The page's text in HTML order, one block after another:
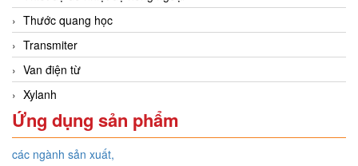
Thước quang học
Transmiter
Van điện từ
Xylanh
Ứng dụng sản phẩm
các ngành sản xuất,